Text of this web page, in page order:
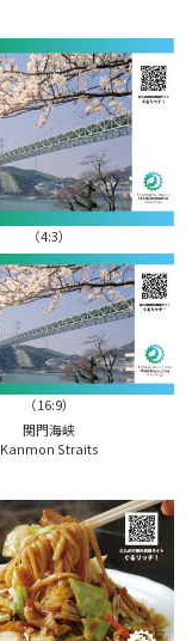
（4:3）
（16:9）
関門海峡
Kanmon Straits